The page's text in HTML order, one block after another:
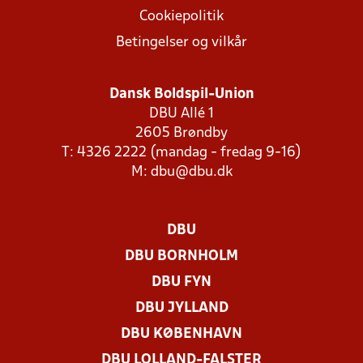
Cookiepolitik
Betingelser og vilkår
Dansk Boldspil-Union
DBU Allé 1
2605 Brøndby
T: 4326 2222 (mandag - fredag 9-16)
M: dbu@dbu.dk
DBU
DBU BORNHOLM
DBU FYN
DBU JYLLAND
DBU KØBENHAVN